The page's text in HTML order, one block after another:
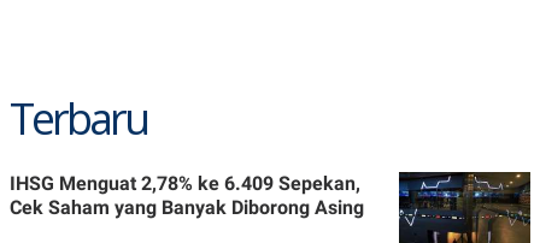
Terbaru
IHSG Menguat 2,78% ke 6.409 Sepekan,
Cek Saham yang Banyak Diborong Asing